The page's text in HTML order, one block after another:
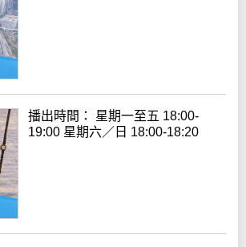
播出時間： 星期一至五 18:00-
19:00 星期六／日 18:00-18:20